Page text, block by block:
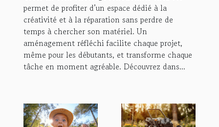
permet de profiter d’un espace dédié à la
créativité et à la réparation sans perdre de
temps à chercher son matériel. Un
aménagement réfléchi facilite chaque projet,
même pour les débutants, et transforme chaque
tâche en moment agréable. Découvrez dans...